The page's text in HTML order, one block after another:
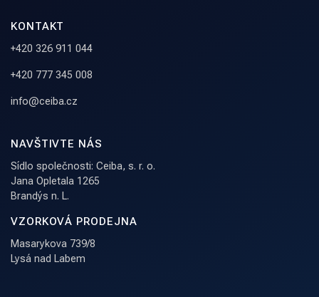
KONTAKT
+420 326 911 044
+420 777 345 008
info@ceiba.cz
NAVŠTIVTE NÁS
Sídlo společnosti: Ceiba, s. r. o.
Jana Opletala 1265
Brandýs n. L.
VZORKOVÁ PRODEJNA
Masarykova 739/8
Lysá nad Labem